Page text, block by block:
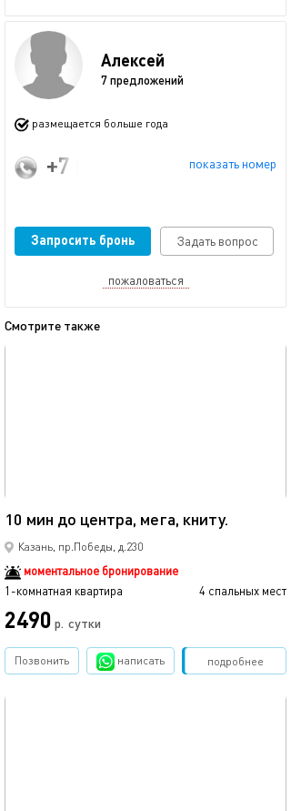
Алексей
7 предложений
размещается больше года
показать номер
+7 (917) 909-71-74
Запросить бронь Задать вопрос
пожаловаться
Смотрите также
10 мин до центра, мега, книту.
Казань, пр.Победы, д.230
моментальное бронирование
1-комнатная квартира
4 спальных мест
2490 р. сутки
подробнее
Позвонить написать Забронировать